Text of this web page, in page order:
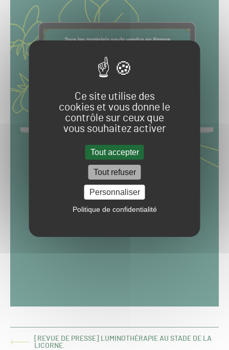
Ce site utilise des
cookies et vous donne le
contrôle sur ceux que
vous souhaitez activer
Tout accepter
Tout refuser
Personnaliser
Politique de confidentialité
ARTICLE
[REVUE DE PRESSE] LUMINOTHÉRAPIE AU STADE DE LA
LICORNE.